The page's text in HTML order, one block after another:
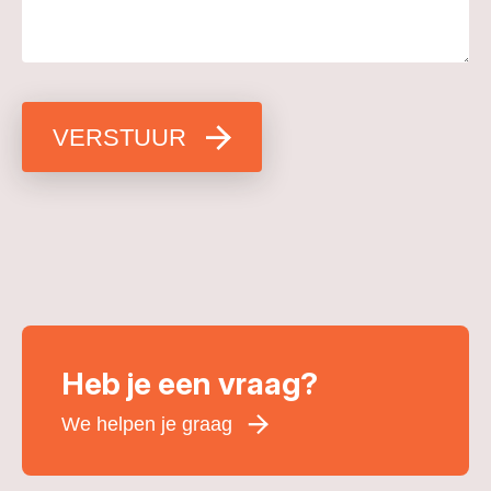
VERSTUUR
Heb je een vraag?
We helpen je graag